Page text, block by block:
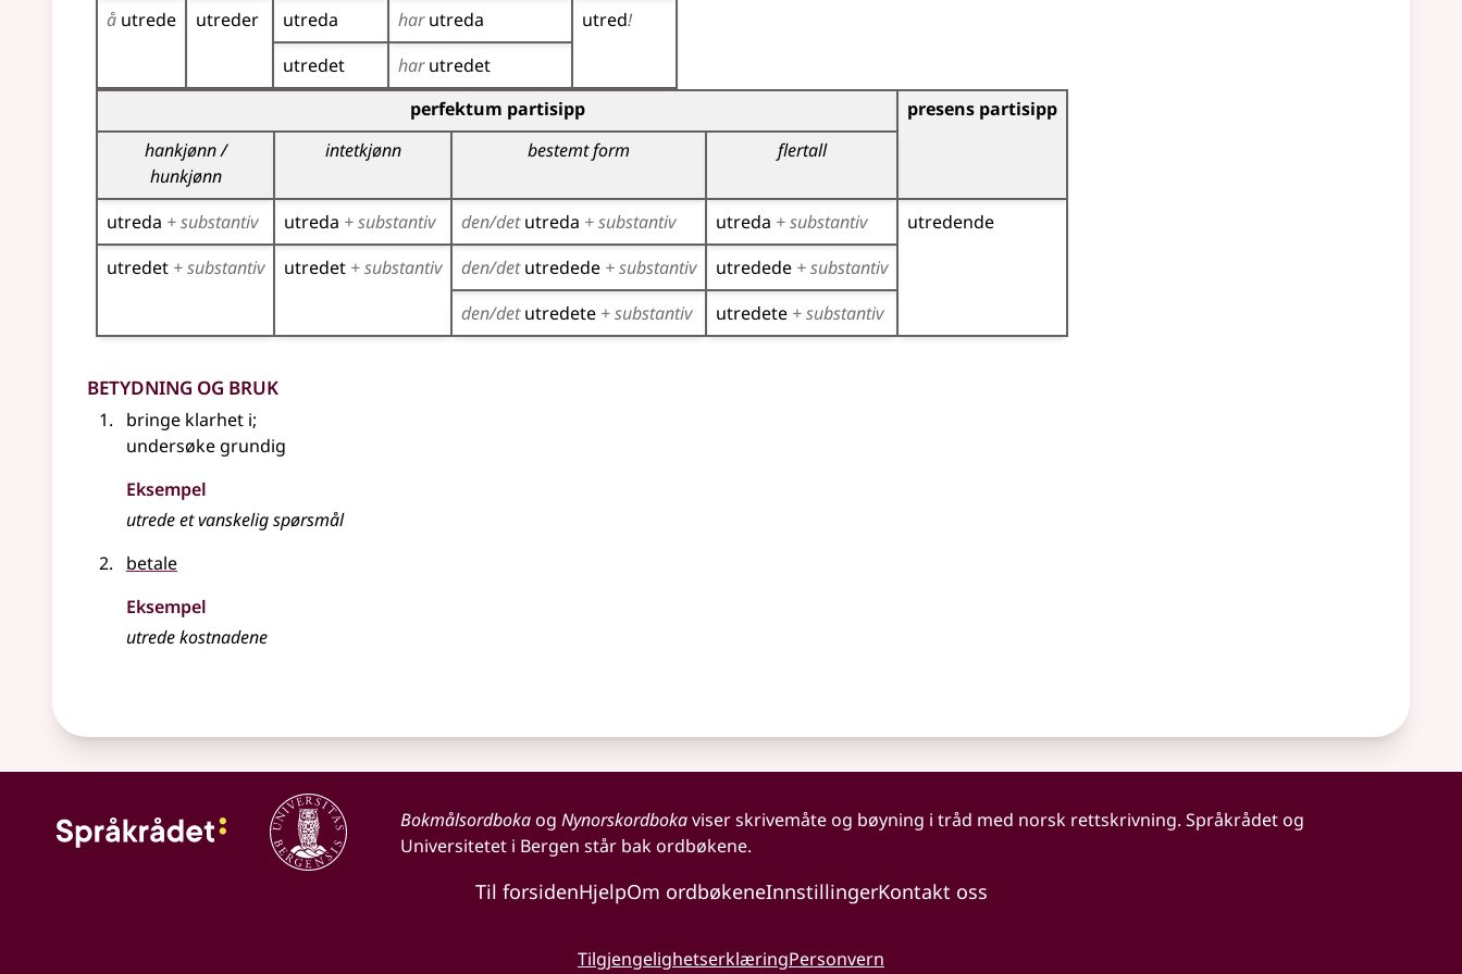
å utrede utreder utreda harutreda utred!
utredet
harutredet
Bøyingstabell for dette verbet (partisippformer)perfektum partisipp
presens partisipp
hankjønn /
hunkjønn
intetkjønn bestemt form flertall
utreda + substantiv utreda + substantiv den/detutreda + substantiv utreda + substantiv
utredende
utredet + substantiv utredet + substantiv den/detutredede + substantiv utredede + substantiv
den/detutredete + substantiv utredete + substantiv
Betydning og bruk
bringe klarhet i;
undersøke grundig
Eksempel
utredeet vanskelig spørsmål
betale
Eksempel
utrede kostnadene
Bokmålsordbokaog Nynorskordbokaviser skrivemåte og bøyning i tråd med norsk rettskrivning. Språkrådet og
Universitetet i Bergen står bak ordbøkene.
Til forsidenHjelpOm ordbøkeneInnstillingerKontakt oss
TilgjengelighetserklæringPersonvern